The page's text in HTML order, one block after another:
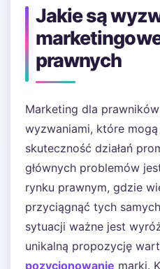
Jakie są
prawnych
Marketing dla
wyzwaniami, które mogą
skuteczność działań
głównych problemów
rynku prawnym, gdzie
przyciągnąć tych
sytuacji ważne jest
unikalną propozycję
pozycjonowanie marki.